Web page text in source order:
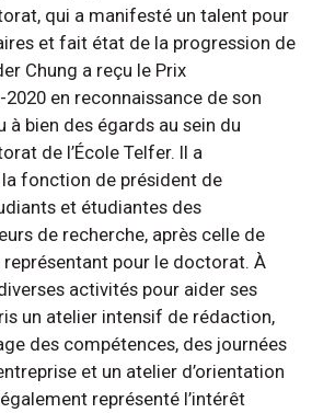
qui a manifesté un talent pour
et fait état de la progression de
Chung a reçu le Prix
2020 en reconnaissance de son
bien des égards au sein du
de l’École Telfer. Il a
fonction de président de
et étudiantes des
de recherche, après celle de
pour le doctorat. À
activités pour aider ses
un atelier intensif de rédaction,
des compétences, des journées
et un atelier d’orientation
représenté l’intérêt